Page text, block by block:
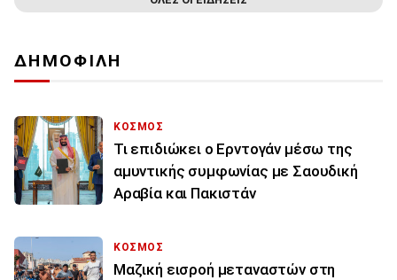
ΔΗΜΟΦΙΛΗ
ΚΟΣΜΟΣ
Τι επιδιώκει ο Ερντογάν μέσω της
αμυντικής συμφωνίας με Σαουδική
Αραβία και Πακιστάν
ΚΟΣΜΟΣ
Μαζική εισροή μεταναστών στη